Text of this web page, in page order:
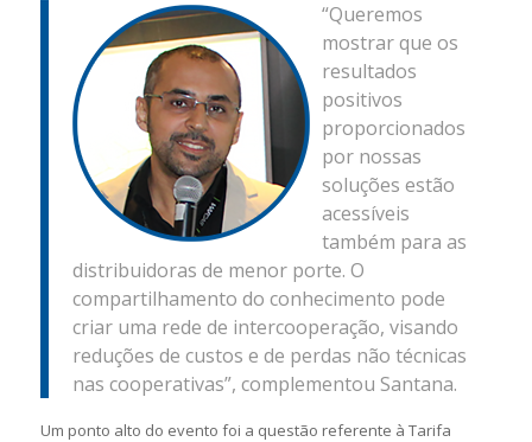
“Queremos
mostrar que os
resultados
positivos
proporcionados
por nossas
soluções estão
acessíveis
também para as
distribuidoras de menor porte. O
compartilhamento do conhecimento pode
criar uma rede de intercooperação, visando
reduções de custos e de perdas não técnicas
nas cooperativas”, complementou Santana.
Um ponto alto do evento foi a questão referente à Tarifa